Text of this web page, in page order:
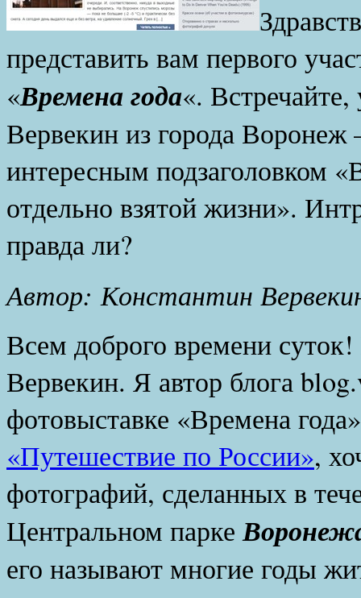
представить вам первого
«Времена года«.
Вервекин из города
интересным подзаголовком
отдельно взятой жизни».
правда ли?
Автор: Константин
Всем доброго времени
Вервекин. Я автор блогаblog.
фотовыставке «Времена
«Путешествие по России»,
фотографий, сделанных в
Центральном парке
его называют многие годы